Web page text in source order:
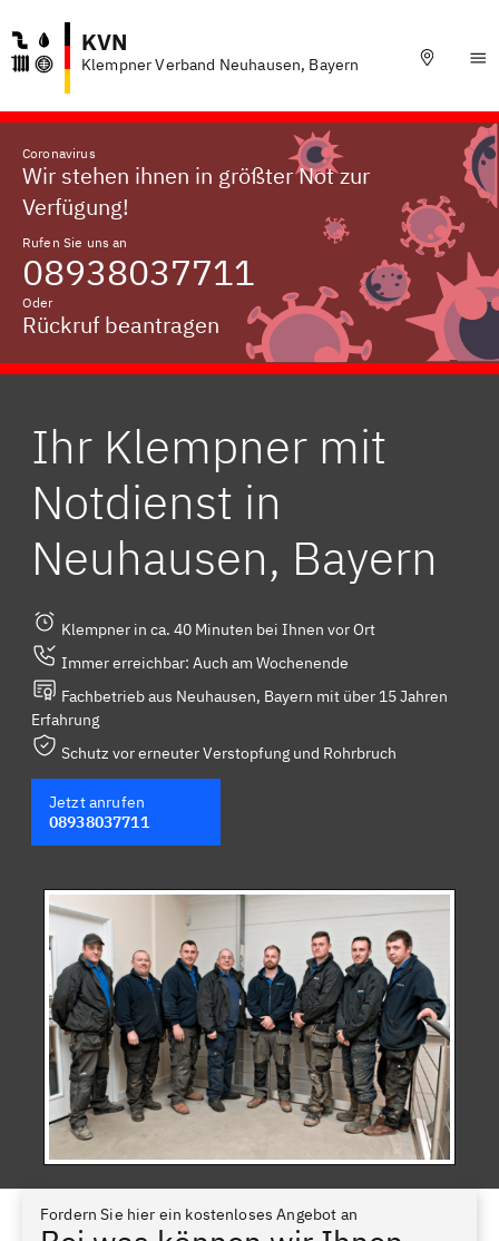
KVN
Klempner Verband Neuhausen, Bayern
Coronavirus
Wir stehen ihnen in größter Not zur
Verfügung!
Rufen Sie uns an
08938037711
Oder
Rückruf beantragen
Ihr Klempner mit
Notdienst in
Neuhausen, Bayern
Klempner in ca. 40 Minuten bei Ihnen vor Ort
Immer erreichbar: Auch am Wochenende
Fachbetrieb aus Neuhausen, Bayern mit über 15 Jahren
Erfahrung
Schutz vor erneuter Verstopfung und Rohrbruch
Jetzt anrufen
08938037711
Fordern Sie hier ein kostenloses Angebot an